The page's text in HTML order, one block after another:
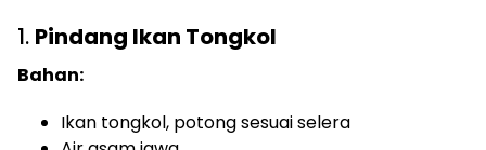
1. Pindang Ikan Tongkol
Bahan:
Ikan tongkol, potong sesuai selera